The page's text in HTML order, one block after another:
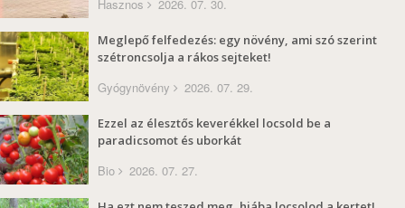
Hasznos 2026. 07. 30.
Meglepő felfedezés: egy növény, ami szó szerint
szétroncsolja a rákos sejteket!
Gyógynövény 2026. 07. 29.
Ezzel az élesztős keverékkel locsold be a
paradicsomot és uborkát
Bio 2026. 07. 27.